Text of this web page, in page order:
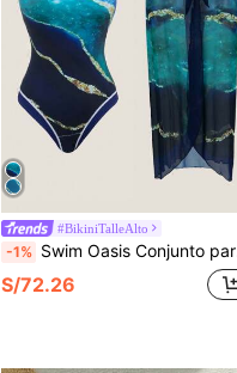
#BikiniTalleAlto
-1% Swim Oasis Conjunto para mujeres de playa de verano con traje de baño estampado de una pieza y falda a juego para cubrir
S/72.26